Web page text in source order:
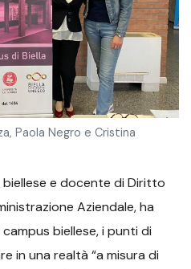
Paola Negro e Cristina
biellese e docente di Diritto
Aziendale, ha
biellese, i punti di
in una realtà “a misura di